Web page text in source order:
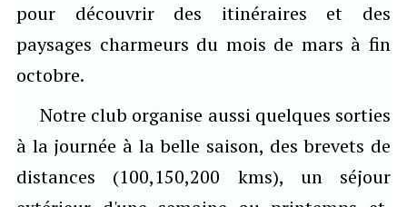
pour découvrir des itinéraires et des
paysages charmeurs du mois de mars à fin
octobre.
Notre club organise aussi quelques sorties
à la journée à la belle saison, des brevets de
distances (100,150,200 kms), un séjour